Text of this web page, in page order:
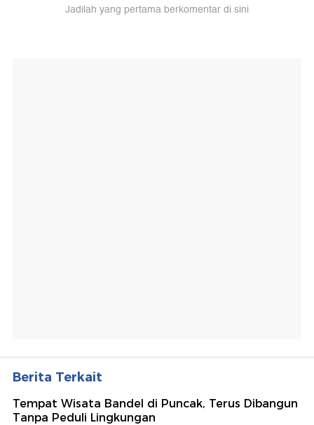
Jadilah yang pertama berkomentar di sini
Berita Terkait
Tempat Wisata Bandel di Puncak, Terus Dibangun
Tanpa Peduli Lingkungan